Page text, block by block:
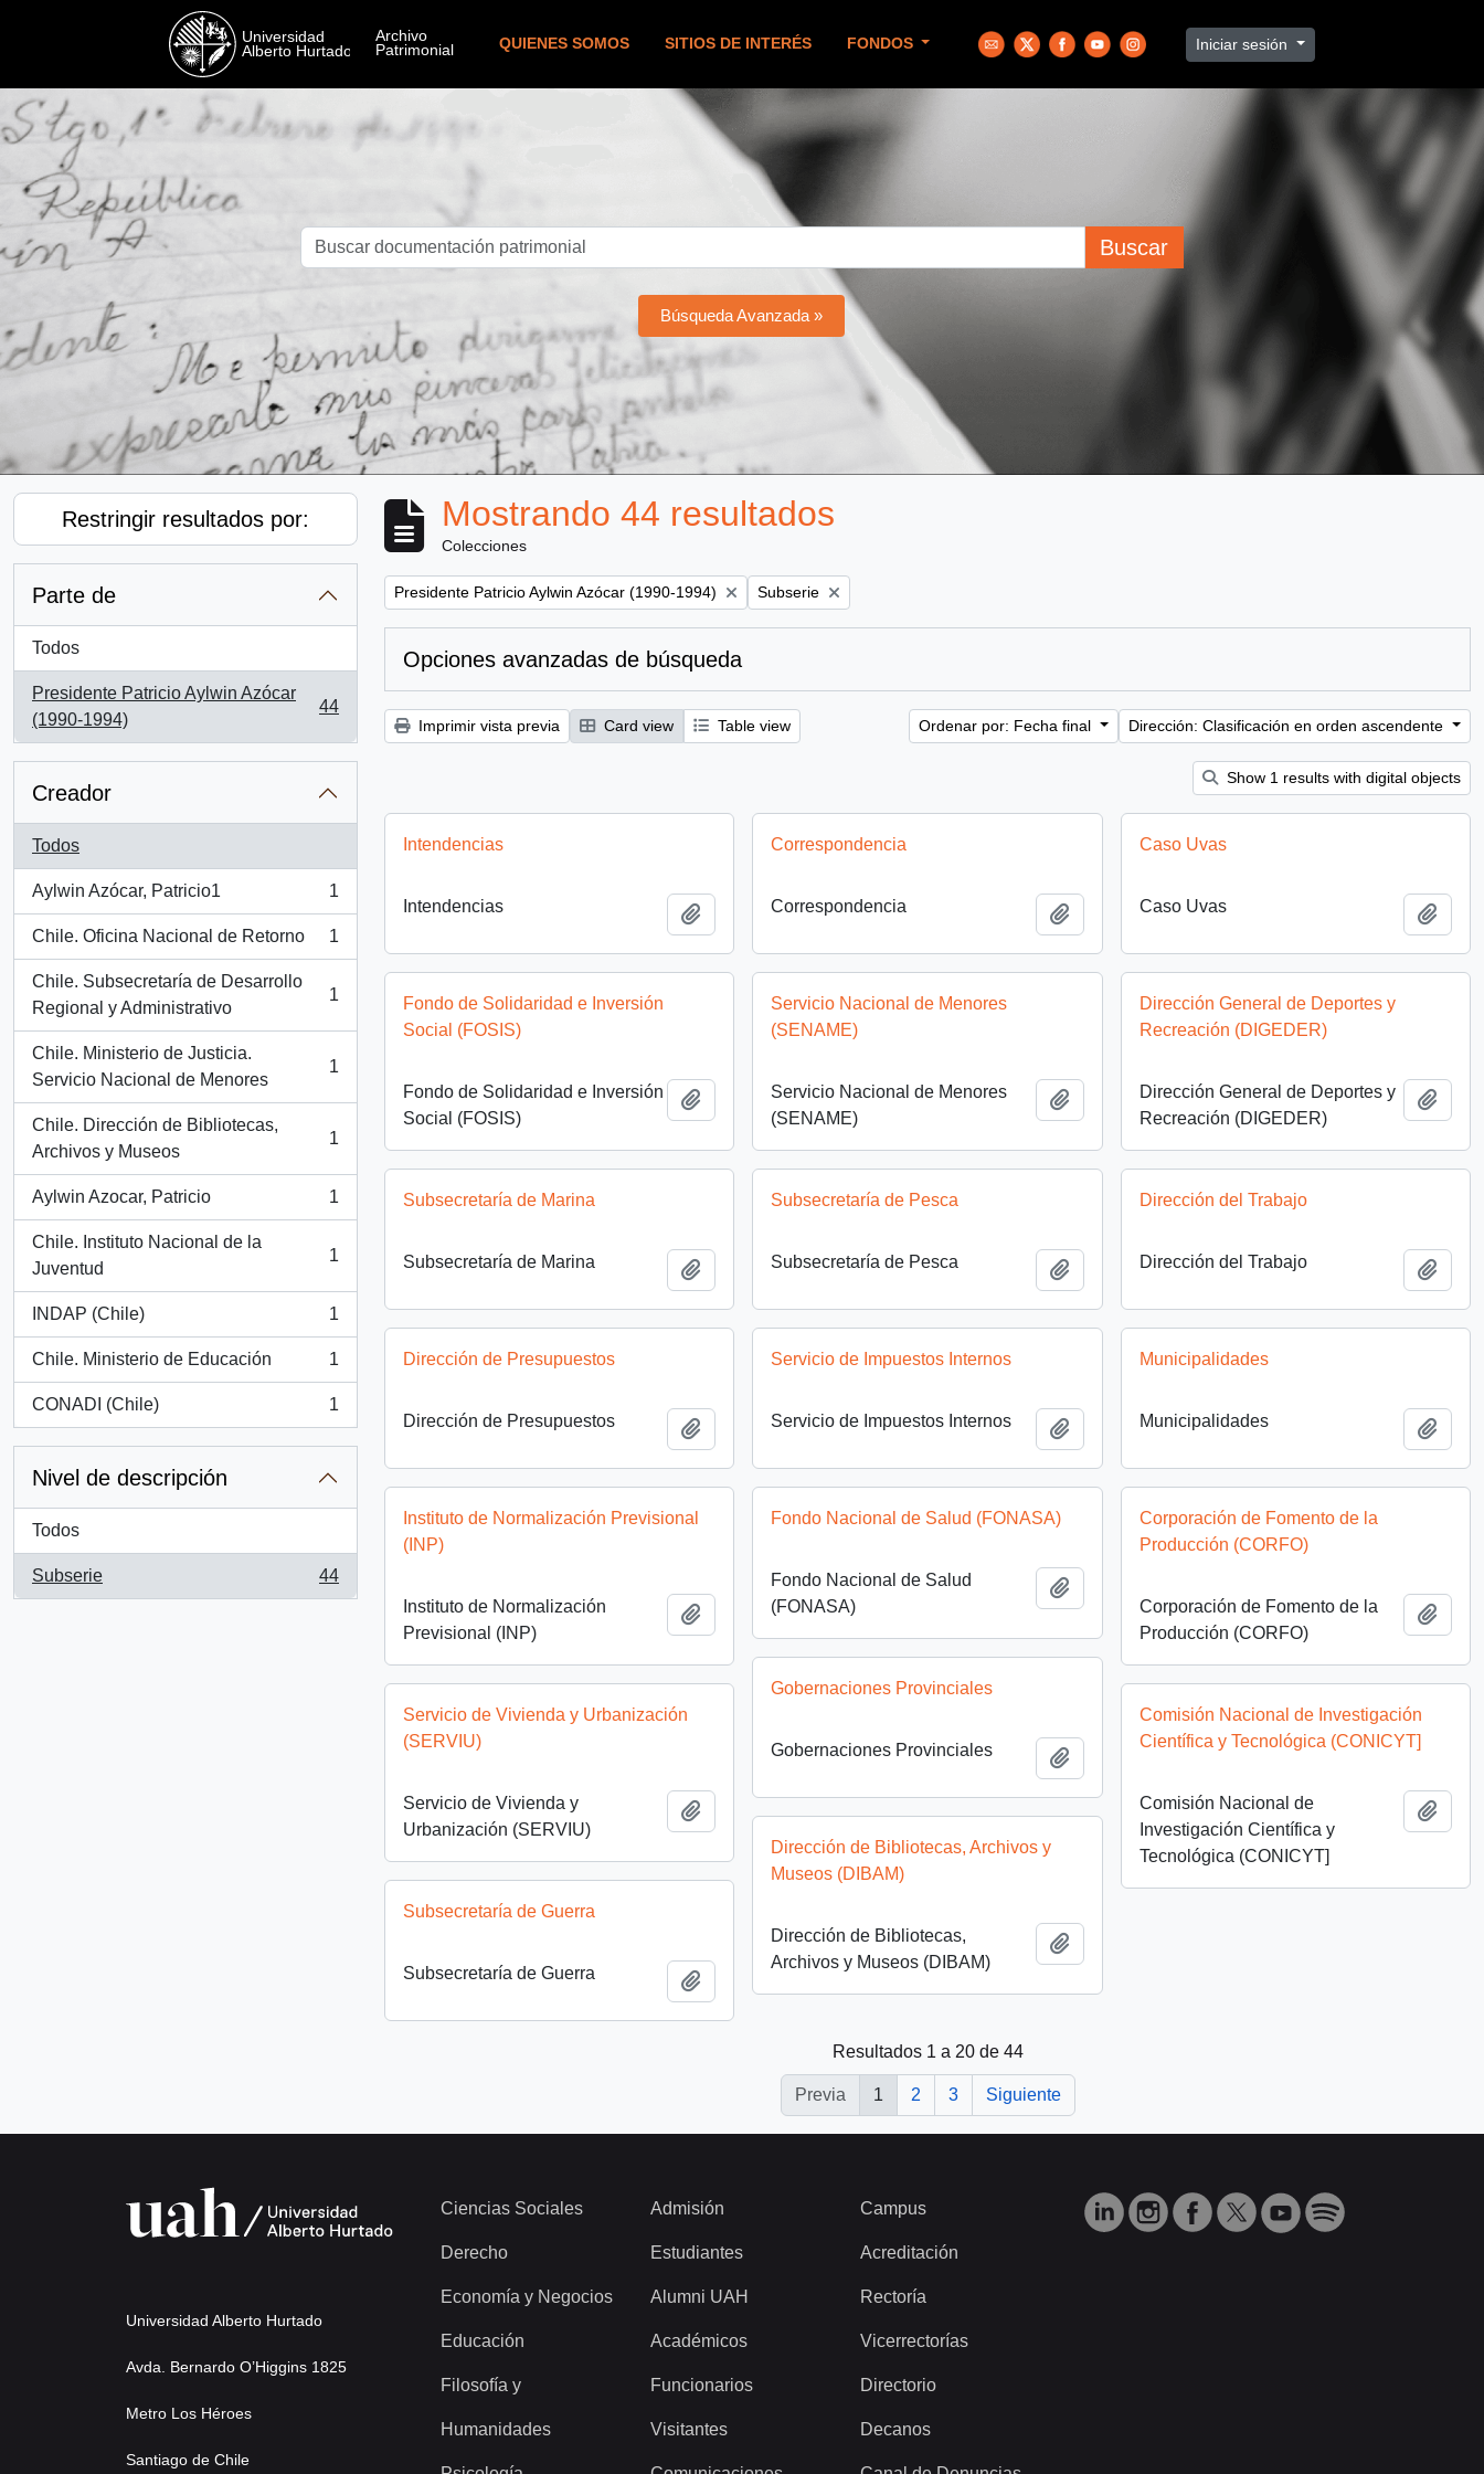
QUIENES SOMOS SITIOS DE INTERÉS FONDOS Iniciar sesión
Buscar
Búsqueda Avanzada »
Restringir resultados por:
Parte de
Todos
Presidente Patricio Aylwin Azócar
(1990-1994)
, 44 resultados
44
Creador
Todos
Aylwin Azócar, Patricio1
, 1 resultados
1
Chile. Oficina Nacional de Retorno
, 1 resultados
1
Chile. Subsecretaría de Desarrollo
Regional y Administrativo
, 1 resultados
1
Chile. Ministerio de Justicia.
Servicio Nacional de Menores
, 1 resultados
1
Chile. Dirección de Bibliotecas,
Archivos y Museos
, 1 resultados
1
Aylwin Azocar, Patricio
, 1 resultados
1
Chile. Instituto Nacional de la
Juventud
, 1 resultados
1
INDAP (Chile)
, 1 resultados
1
Chile. Ministerio de Educación
, 1 resultados
1
CONADI (Chile)
, 1 resultados
1
Nivel de descripción
Todos
Subserie
, 44 resultados
44
Mostrando 44 resultados
Colecciones
Remove filter:
Presidente Patricio Aylwin Azócar (1990-1994) Remove filter:
Subserie
Opciones avanzadas de búsqueda
Imprimir vista previa Card view Table view Ordenar por: Fecha final Dirección: Clasificación en orden ascendente
Show 1 results with digital objects
Intendencias
Intendencias Añadir al portapapeles
Correspondencia
Correspondencia Añadir al portapapeles
Caso Uvas
Caso Uvas
Fondo de Solidaridad e Inversión
Social (FOSIS)
Fondo de Solidaridad e Inversión
Social (FOSIS)
Añadir al portapapeles
Servicio Nacional de Menores
(SENAME)
Servicio Nacional de Menores
(SENAME)
Añadir al portapapeles
Dirección General de Deportes y
Recreación (DIGEDER)
Dirección General de Deportes y
Recreación (DIGEDER)
Subsecretaría de Marina
Subsecretaría de Marina Añadir al portapapeles
Subsecretaría de Pesca
Subsecretaría de Pesca Añadir al portapapeles
Dirección del Trabajo
Dirección del Trabajo
Dirección de Presupuestos
Dirección de Presupuestos Añadir al portapapeles
Servicio de Impuestos Internos
Servicio de Impuestos Internos Añadir al portapapeles
Municipalidades
Municipalidades
Instituto de Normalización Previsional
(INP)
Instituto de Normalización
Previsional (INP)
Añadir al portapapeles
Fondo Nacional de Salud (FONASA)
Fondo Nacional de Salud
(FONASA)
Añadir al portapapeles
Corporación de Fomento de la
Producción (CORFO)
Corporación de Fomento de la
Producción (CORFO)
Gobernaciones Provinciales
Gobernaciones Provinciales Añadir al portapapeles
Servicio de Vivienda y Urbanización
(SERVIU)
Servicio de Vivienda y
Urbanización (SERVIU)
Comisión Nacional de Investigación
Científica y Tecnológica (CONICYT]
Comisión Nacional de
Investigación Científica y
Tecnológica (CONICYT]
Dirección de Bibliotecas, Archivos y
Museos (DIBAM)
Dirección de Bibliotecas,
Archivos y Museos (DIBAM)
Añadir al portapapeles
Subsecretaría de Guerra
Subsecretaría de Guerra
Resultados 1 a 20 de 44
Previa 1 2 3 Siguiente
Universidad Alberto Hurtado
Avda. Bernardo O’Higgins 1825
Metro Los Héroes
Santiago de Chile
Ciencias Sociales
Derecho
Economía y Negocios
Educación
Filosofía y
Humanidades
Admisión
Estudiantes
Alumni UAH
Académicos
Funcionarios
Visitantes
Campus
Acreditación
Rectoría
Vicerrectorías
Directorio
Decanos